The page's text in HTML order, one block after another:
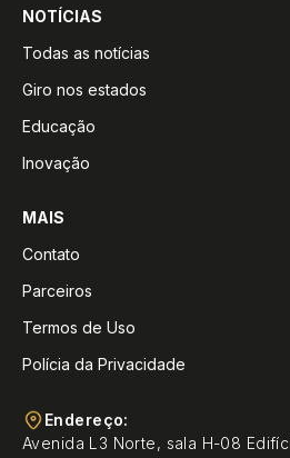
NOTÍCIAS
Todas as notícias
Giro nos estados
Educação
Inovação
MAIS
Contato
Parceiros
Termos de Uso
Polícia da Privacidade
Endereço:
Avenida L3 Norte, sala H-08